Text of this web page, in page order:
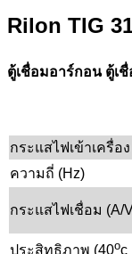
Rilon TIG
ตู้เชื่อมอาร์กอน ตู้เ
กระแสไฟเข้าเครื่อ
ความถี่ (Hz)
กระแสไฟเชื่อม (A/
ประสิทธิภาพ (40oc